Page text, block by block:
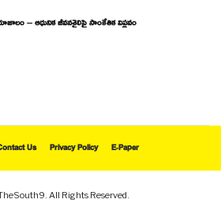
– ఆధునిక జీవనశైలిపై సాంకేతిక విప్లవం
Us Privacy Policy E-Paper
All Rights Reserved.